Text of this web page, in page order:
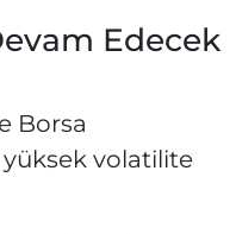
Edecek
Borsa
yüksek volatilite